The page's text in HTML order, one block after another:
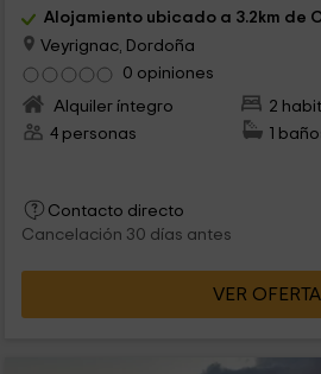
Alojamiento ubicado a 3.2km de
Veyrignac, Dordoña
0 opiniones
Alquiler íntegro
2
4 personas
1
Contacto directo
Cancelación 30 días antes
VER OFERTA